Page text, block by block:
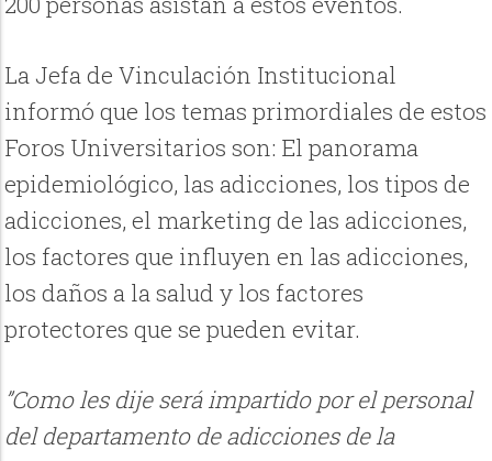
La Jefa de Vinculación Institucional
informó que los temas primordiales de estos
Foros Universitarios son: El panorama
epidemiológico, las adicciones, los tipos de
adicciones, el marketing de las adicciones,
los factores que influyen en las adicciones,
los daños a la salud y los factores
protectores que se pueden evitar.
”Como les dije será impartido por el personal
del departamento de adicciones de la